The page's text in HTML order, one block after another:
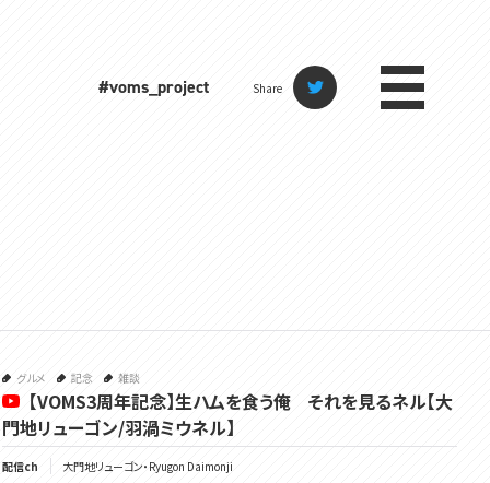
#voms_project Share
グルメ 記念 雑談
【VOMS3周年記念】生ハムを食う俺 それを見るネル【大
門地リューゴン/羽渦ミウネル】
配信ch 大門地リューゴン・Ryugon Daimonji